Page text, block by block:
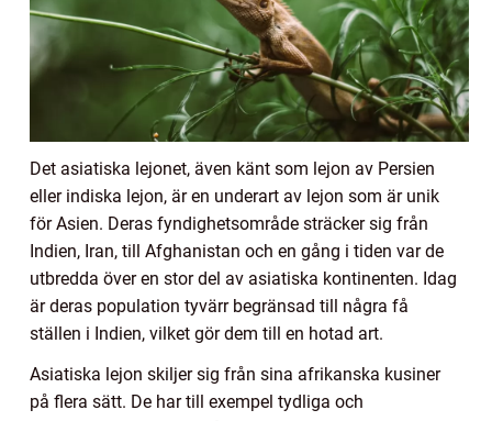
Det asiatiska lejonet, även känt som lejon av Persien
eller indiska lejon, är en underart av lejon som är unik
för Asien. Deras fyndighetsområde sträcker sig från
Indien, Iran, till Afghanistan och en gång i tiden var de
utbredda över en stor del av asiatiska kontinenten. Idag
är deras population tyvärr begränsad till några få
ställen i Indien, vilket gör dem till en hotad art.
Asiatiska lejon skiljer sig från sina afrikanska kusiner
på flera sätt. De har till exempel tydliga och